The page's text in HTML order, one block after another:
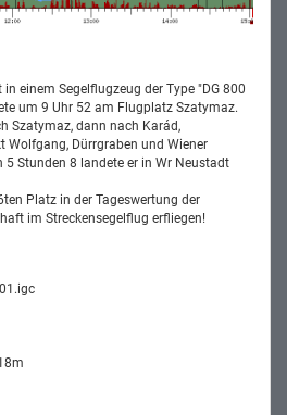
einem Segelflugzeug der Type "DG 800
um 9 Uhr 52 am Flugplatz Szatymaz.
Szatymaz, dann nach Karád,
Wolfgang, Dürrgraben und Wiener
5 Stunden 8 landete er in Wr Neustadt
Platz in der Tageswertung der
im Streckensegelflug erfliegen!